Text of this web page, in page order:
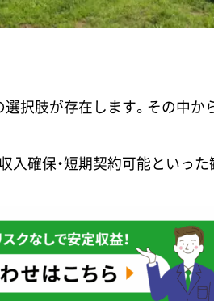
択肢が存在します。その中
入確保・短期契約可能といっ